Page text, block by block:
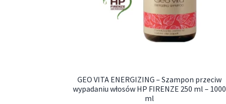
GEO VITA ENERGIZING – Szampon przeciw
wypadaniu włosów HP FIRENZE 250 ml – 1000
ml